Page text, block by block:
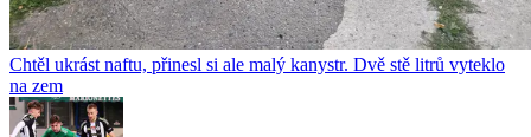
Chtěl ukrást naftu, přinesl si ale malý kanystr. Dvě stě litrů vyteklo
na zem